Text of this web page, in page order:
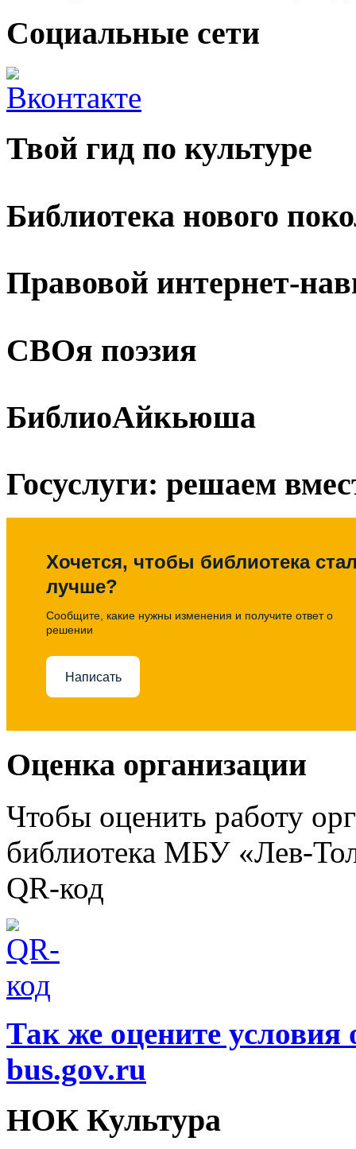
Социальные сети
Твой гид по культуре
Библиотека нового
Правовой интернет-
СВОя поэзия
БиблиоАйкьюша
Госуслуги: решаем
Хочется, чтобы библиотека
лучше?
Сообщите, какие нужны изменения и получите ответ о
решении
Написать
Оценка организации
Чтобы оценить работу
библиотека МБУ «Лев-
QR-код
Так же оцените условия
bus.gov.ru
НОК Культура